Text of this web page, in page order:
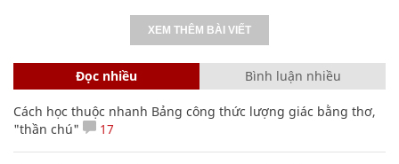
XEM THÊM BÀI VIẾT
Đọc nhiều Bình luận nhiều
Cách học thuộc nhanh Bảng công thức lượng giác bằng thơ,
"thần chú"
17